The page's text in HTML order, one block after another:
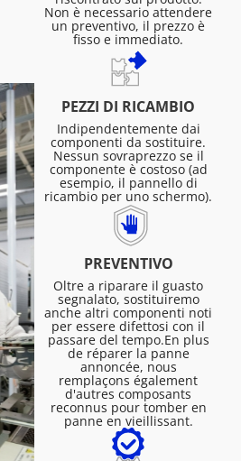
Non è necessario attendere
un preventivo, il prezzo è
fisso e immediato.
PEZZI DI RICAMBIO
Indipendentemente dai
componenti da sostituire.
Nessun sovraprezzo se il
componente è costoso (ad
esempio, il pannello di
ricambio per uno schermo).
PREVENTIVO
Oltre a riparare il guasto
segnalato, sostituiremo
anche altri componenti noti
per essere difettosi con il
passare del tempo.En plus
de réparer la panne
annoncée, nous
remplaçons également
d'autres composants
reconnus pour tomber en
panne en vieillissant.